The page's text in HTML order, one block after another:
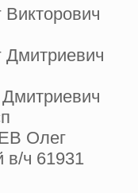
Олег
в/ч 61931